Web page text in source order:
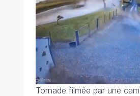
Tornade filmée par une